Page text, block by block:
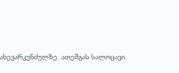
ათეშგას სალოცავი.